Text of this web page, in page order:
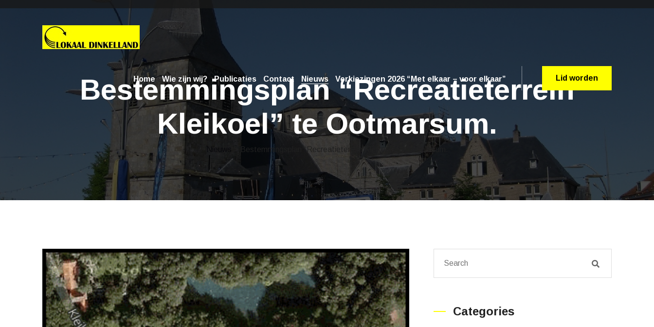
Home Wie zijn wij? Publicaties Contact Nieuws Verkiezingen 2026 “Met elkaar – voor elkaar” Lid worden
Bestemmingsplan “Recreatieterrein
Kleikoel” te Ootmarsum.
Nieuws > Bestemmingsplan “Recreatieterrein Kleikoel” te Ootmarsum.
Categories